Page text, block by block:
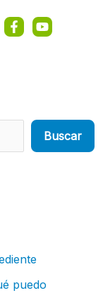
Buscar
puedo